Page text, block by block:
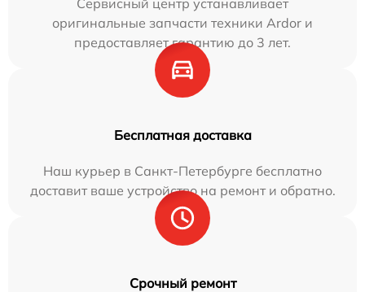
оригинальные запчасти техники Ardor и
предоставляет гарантию до 3 лет.
Бесплатная доставка
Наш курьер в Санкт-Петербурге бесплатно
доставит ваше устройство на ремонт и обратно.
Срочный ремонт